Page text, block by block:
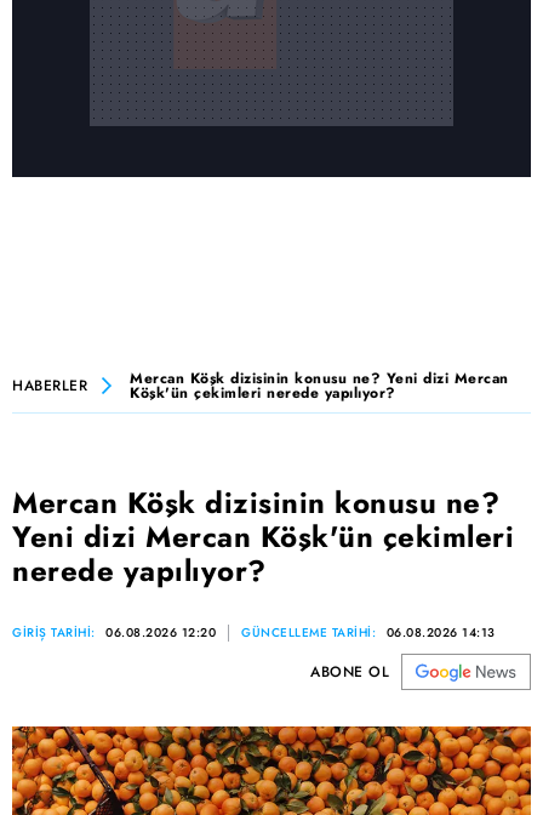
HABERLER Mercan Köşk dizisinin konusu ne? Yeni dizi Mercan
Köşk'ün çekimleri nerede yapılıyor?
Mercan Köşk dizisinin konusu ne?
Yeni dizi Mercan Köşk'ün çekimleri
nerede yapılıyor?
GİRİŞ TARİHİ: 06.08.2026 12:20 GÜNCELLEME TARİHİ: 06.08.2026 14:13
ABONE OL